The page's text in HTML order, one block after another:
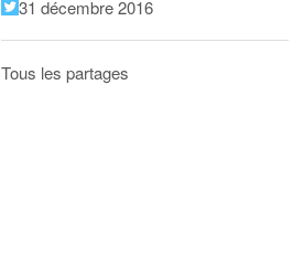
31 décembre 2016
Tous les partages